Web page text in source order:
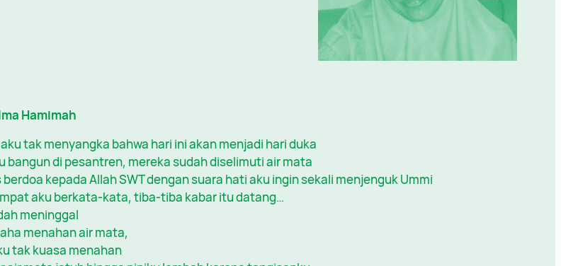
Hamimah
tak menyangka bahwa hari ini akan menjadi hari duka
bangun di pesantren, mereka sudah diselimuti air mata
kepada Allah SWT dengan suara hati aku ingin sekali menjenguk Ummi
aku berkata-kata, tiba-tiba kabar itu datang…
meninggal
menahan air mata,
tak kuasa menahan